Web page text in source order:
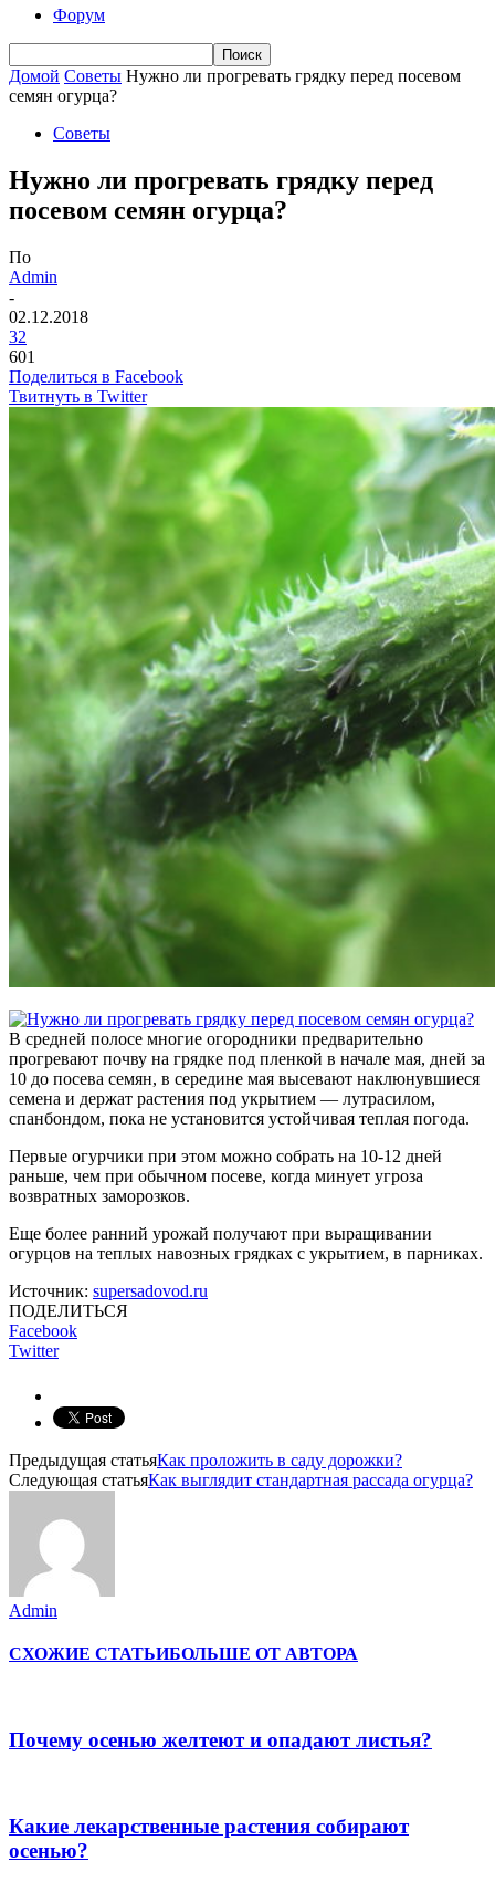
Форум
Домой Советы Нужно ли прогревать грядку перед посевом
семян огурца?
Советы
Нужно ли прогревать грядку перед
посевом семян огурца?
По
Admin
-
02.12.2018
32
601
Поделиться в Facebook
Твитнуть в Twitter
В средней полосе многие огородники предварительно
прогревают почву на грядке под пленкой в начале мая, дней за
10 до посева семян, в середине мая высевают наклюнувшиеся
семена и держат растения под укрытием — лутрасилом,
спанбондом, пока не установится устойчивая теплая погода.
Первые огурчики при этом можно собрать на 10-12 дней
раньше, чем при обычном посеве, когда минует угроза
возвратных заморозков.
Еще более ранний урожай получают при выращивании
огурцов на теплых навозных грядках с укрытием, в парниках.
Источник: supersadovod.ru
ПОДЕЛИТЬСЯ
Facebook
Twitter
Предыдущая статьяКак проложить в саду дорожки?
Следующая статьяКак выглядит стандартная рассада огурца?
Admin
СХОЖИЕ СТАТЬИБОЛЬШЕ ОТ АВТОРА
Почему осенью желтеют и опадают листья?
Какие лекарственные растения собирают
осенью?